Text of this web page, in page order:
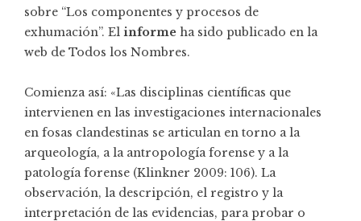
sobre “Los componentes y procesos de
exhumación”. El informe ha sido publicado en la
web de Todos los Nombres.
Comienza así: «Las disciplinas científicas que
intervienen en las investigaciones internacionales
en fosas clandestinas se articulan en torno a la
arqueología, a la antropología forense y a la
patología forense (Klinkner 2009: 106). La
observación, la descripción, el registro y la
interpretación de las evidencias, para probar o